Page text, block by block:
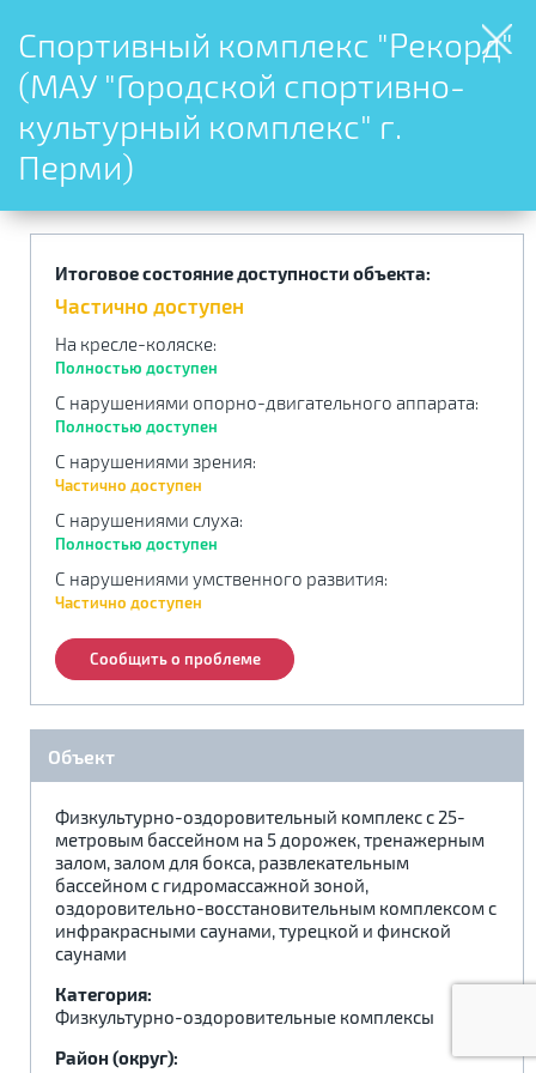
...
Спортивный комплекс "Рекорд"
(МАУ "Городской спортивно-
культурный комплекс" г.
Перми)
Итоговое состояние доступности объекта:
Частично доступен
На кресле-коляске:
Полностью доступен
С нарушениями опорно-двигательного аппарата:
Полностью доступен
С нарушениями зрения:
Частично доступен
С нарушениями слуха:
Полностью доступен
С нарушениями умственного развития:
Частично доступен
Сообщить о проблеме
Объект
Физкультурно-оздоровительный комплекс с 25-
метровым бассейном на 5 дорожек, тренажерным
залом, залом для бокса, развлекательным
бассейном с гидромассажной зоной,
оздоровительно-восстановительным комплексом с
инфракрасными саунами, турецкой и финской
саунами
Категория:
Физкультурно-оздоровительные комплексы
Район (округ):